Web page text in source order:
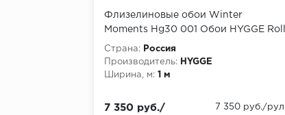
Флизелиновые обои Winter
Moments Hg30 001 Обои HYGGE Roll
(Winter Moments) (1*6) 10,05x1,00
флизелин
Страна:
Россия
Производитель:
HYGGE
Ширина, м: 1 м
7 350 руб./
7 350 руб./рул